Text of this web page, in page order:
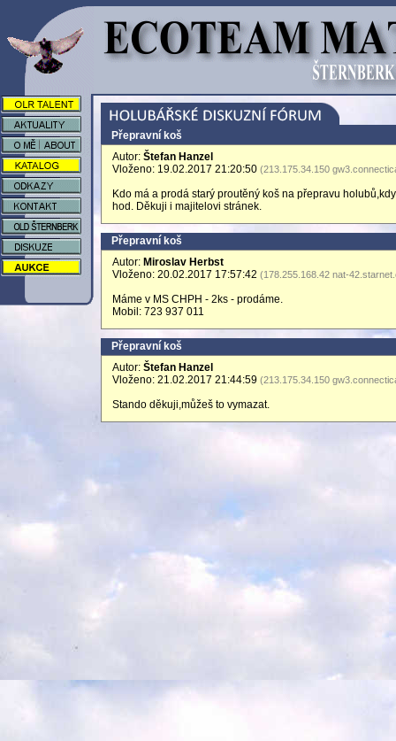
Přepravní koš
Autor: Štefan Hanzel
Vloženo: 19.02.2017 21:20:50 (213.175.34.150
Kdo má a prodá starý proutěný koš na přepravu
hod. Děkuji i majitelovi stránek.
Přepravní koš
Autor: Miroslav Herbst
Vloženo: 20.02.2017 17:57:42 (178.255.168.42 nat-
Máme v MS CHPH - 2ks - prodáme.
Mobil: 723 937 011
Přepravní koš
Autor: Štefan Hanzel
Vloženo: 21.02.2017 21:44:59 (213.175.34.150
Stando děkuji,můžeš to vymazat.